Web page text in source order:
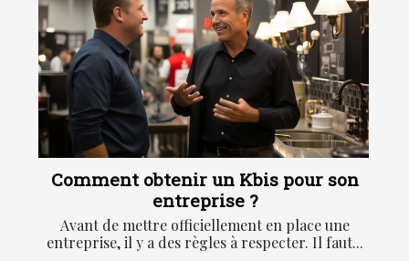
Comment obtenir un Kbis pour son
entreprise ?
Avant de mettre officiellement en place une
entreprise, il y a des règles à respecter. Il faut...